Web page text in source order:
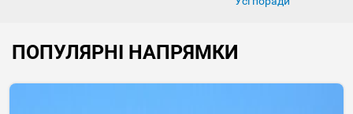
ПОПУЛЯРНІ НАПРЯМКИ